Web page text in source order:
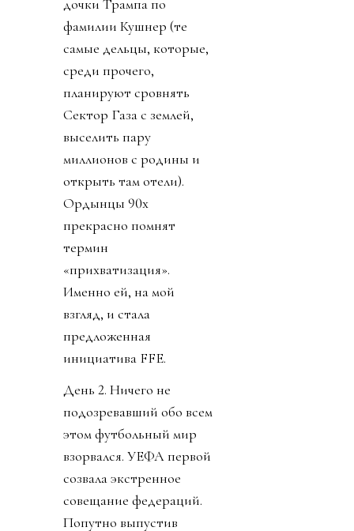
дочки Трампа по
фамилии Кушнер (те
самые дельцы, которые,
среди прочего,
планируют сровнять
Сектор Газа с землей,
выселить пару
миллионов с родины и
открыть там отели).
Ордынцы 90х
прекрасно помнят
термин
«прихватизация».
Именно ей, на мой
взгляд, и стала
предложенная
инициатива FFE.
День 2. Ничего не
подозревавший обо всем
этом футбольный мир
взорвался. УЕФА первой
созвала экстренное
совещание федераций.
Попутно выпустив